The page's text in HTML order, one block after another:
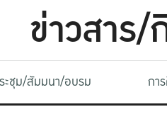
ข่าวสาร
ะชุม/สัมมนา/อบรม กา